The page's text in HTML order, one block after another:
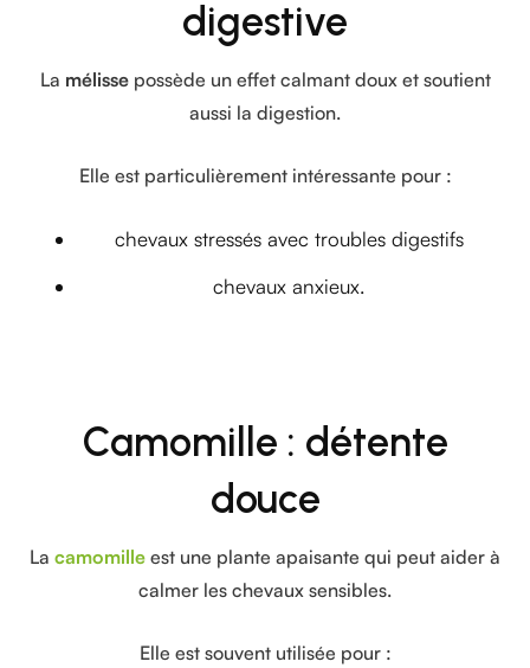
digestive
La mélissepossède un effet calmant doux et soutient
aussi la digestion.
Elle est particulièrement intéressante pour :
chevaux stressés avec troubles digestifs
chevaux anxieux.
Camomille : détente
douce
La camomille est une plante apaisante qui peut aider à
calmer les chevaux sensibles.
Elle est souvent utilisée pour :